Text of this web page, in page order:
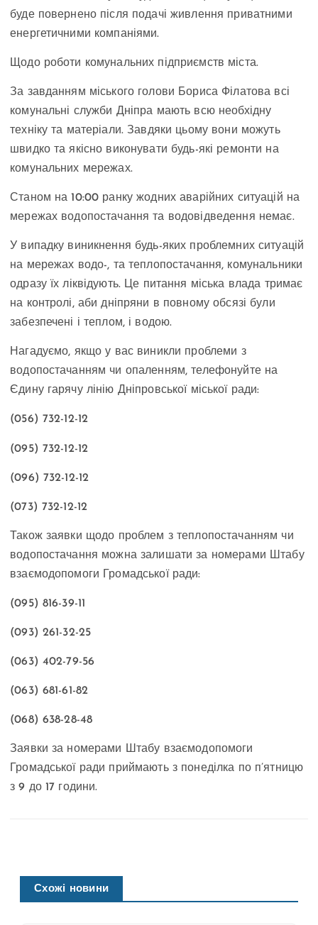
буде повернено після подачі живлення приватними
енергетичними компаніями.
Щодо роботи комунальних підприємств міста.
За завданням міського голови Бориса Філатова всі
комунальні служби Дніпра мають всю необхідну
техніку та матеріали. Завдяки цьому вони можуть
швидко та якісно виконувати будь-які ремонти на
комунальних мережах.
Станом на 10:00 ранку жодних аварійних ситуацій на
мережах водопостачання та водовідведення немає.
У випадку виникнення будь-яких проблемних ситуацій
на мережах водо-, та теплопостачання, комунальники
одразу їх ліквідують. Це питання міська влада тримає
на контролі, аби дніпряни в повному обсязі були
забезпечені і теплом, і водою.
Нагадуємо, якщо у вас виникли проблеми з
водопостачанням чи опаленням, телефонуйте на
Єдину гарячу лінію Дніпровської міської ради:
(056) 732-12-12
(095) 732-12-12
(096) 732-12-12
(073) 732-12-12
Також заявки щодо проблем з теплопостачанням чи
водопостачання можна залишати за номерами Штабу
взаємодопомоги Громадської ради:
(095) 816-39-11
(093) 261-32-25
(063) 402-79-56
(063) 681-61-82
(068) 638-28-48
Заявки за номерами Штабу взаємодопомоги
Громадської ради приймають з понеділка по п’ятницю
з 9 до 17 години.
Схожі новини